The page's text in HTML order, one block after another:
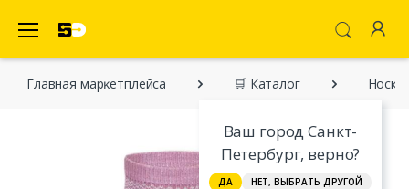
Ваш город Санкт-
Петербург, верно?
ДА НЕТ, ВЫБРАТЬ ДРУГОЙ
Главная марĸетплейса 🛒 Каталог Носки